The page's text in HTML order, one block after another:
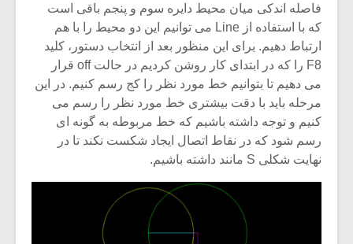
فاصله اندکی میان محیط دایره سوم و پنجم باقی است
که با استفاده از Line می توانیم این دو محیط را با هم
ارتباط دهیم. برای این منظور بعد از انتخاب دستور، کلید
F8 را که در ابتدای کار روشن کردیم در حالت off قرار
می دهیم تا بتوانیم خط مورد نظر را کج رسم کنیم. در این
مرحله باید با دقت بیشتری خط مورد نظر را رسم می
کنیم و توجه داشته باشیم که خط مربوطه به گونه ای
رسم شود که در نقاط اتصال ایجاد شکست نکند تا در
نهایت شکلی S مانند داشته باشیم.